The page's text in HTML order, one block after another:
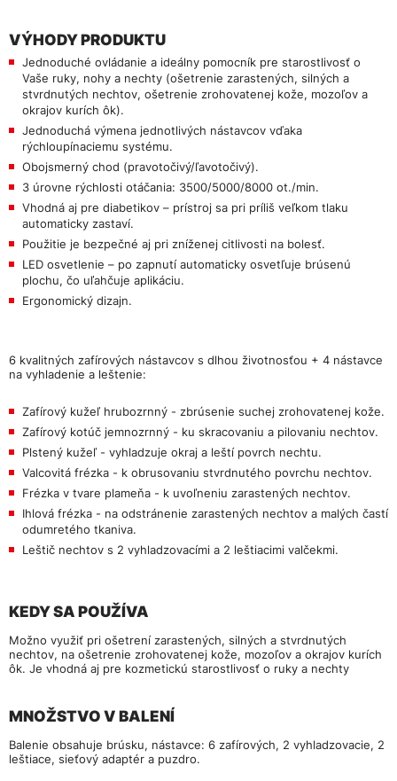
VÝHODY PRODUKTU
Jednoduché ovládanie a ideálny pomocník pre starostlivosť o
Vaše ruky, nohy a nechty (ošetrenie zarastených, silných a
stvrdnutých nechtov, ošetrenie zrohovatenej kože, mozoľov a
okrajov kurích ôk).
Jednoduchá výmena jednotlivých nástavcov vďaka
rýchloupínaciemu systému.
Obojsmerný chod (pravotočivý/ľavotočivý).
3 úrovne rýchlosti otáčania: 3500/5000/8000 ot./min.
Vhodná aj pre diabetikov – prístroj sa pri príliš veľkom tlaku
automaticky zastaví.
Použitie je bezpečné aj pri zníženej citlivosti na bolesť.
LED osvetlenie – po zapnutí automaticky osvetľuje brúsenú
plochu, čo uľahčuje aplikáciu.
Ergonomický dizajn.
6 kvalitných zafírových nástavcov s dlhou životnosťou + 4 nástavce
na vyhladenie a leštenie:
Zafírový kužeľ hrubozrnný - zbrúsenie suchej zrohovatenej kože.
Zafírový kotúč jemnozrnný - ku skracovaniu a pilovaniu nechtov.
Plstený kužeľ - vyhladzuje okraj a leští povrch nechtu.
Valcovitá frézka - k obrusovaniu stvrdnutého povrchu nechtov.
Frézka v tvare plameňa - k uvoľneniu zarastených nechtov.
Ihlová frézka - na odstránenie zarastených nechtov a malých častí
odumretého tkaniva.
Leštič nechtov s 2 vyhladzovacími a 2 leštiacimi valčekmi.
KEDY SA POUŽÍVA
Možno využiť pri ošetrení zarastených, silných a stvrdnutých
nechtov, na ošetrenie zrohovatenej kože, mozoľov a okrajov kurích
ôk. Je vhodná aj pre kozmetickú starostlivosť o ruky a nechty
MNOŽSTVO V BALENÍ
Balenie obsahuje brúsku, nástavce: 6 zafírových, 2 vyhladzovacie, 2
leštiace, sieťový adaptér a puzdro.